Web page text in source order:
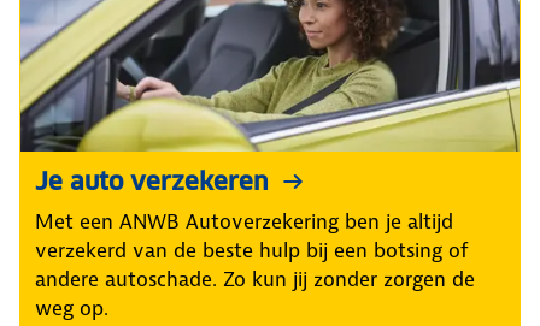
Je auto verzekeren
Met een ANWB Autoverzekering ben je altijd
verzekerd van de beste hulp bij een botsing of
andere autoschade. Zo kun jij zonder zorgen de
weg op.